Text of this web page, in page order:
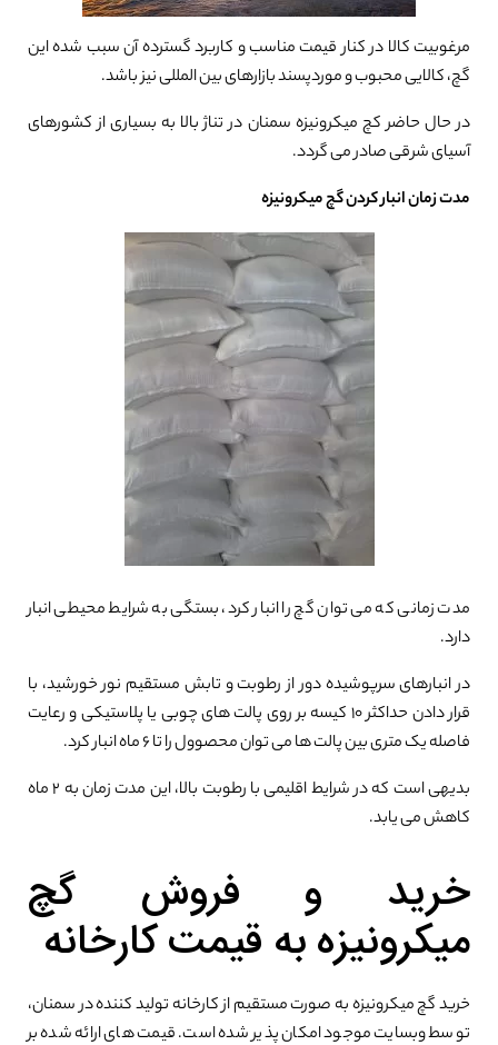
مرغوبیت کالا در کنار قیمت مناسب و کاربرد گسترده آن سبب شده این
گچ، کالایی محبوب و موردپسند بازارهای بین المللی نیز باشد.
در حال حاضر کچ میکرونیزه سمنان در تناژ بالا به بسیاری از کشورهای
آسیای شرقی صادر می گردد.
مدت زمان انبار کردن گچ میکرونیزه
مدت زمانی که می توان گچ را انبار کرد، بستگی به شرایط محیطی انبار
دارد.
در انبارهای سرپوشیده دور از رطوبت و تابش مستقیم نور خورشید، با
قرار دادن حداکثر ۱۰ کیسه بر روی پالت های چوبی یا پلاستیکی و رعایت
فاصله یک متری بین پالت ها می توان محصوول را تا ۶ ماه انبار کرد.
بدیهی است که در شرایط اقلیمی با رطوبت بالا، این مدت زمان به ۲ ماه
کاهش می یابد.
خرید و فروش گچ
میکرونیزه به قیمت کارخانه
خرید گچ میکرونیزه به صورت مستقیم از کارخانه تولید کننده در سمنان،
توسط وبسایت موجود امکان پذیر شده است. قیمت های ارائه شده بر